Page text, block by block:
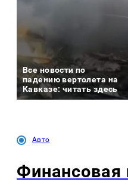
Все новости по
падению вертолета на
Кавказе: читать здесь
Авто
Финансовая